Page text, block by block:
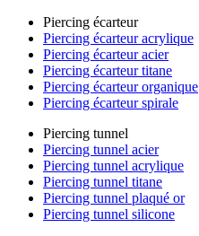
Piercing écarteur
Piercing écarteur acrylique
Piercing écarteur acier
Piercing écarteur titane
Piercing écarteur organique
Piercing écarteur spirale
Piercing tunnel
Piercing tunnel acier
Piercing tunnel acrylique
Piercing tunnel titane
Piercing tunnel plaqué or
Piercing tunnel silicone